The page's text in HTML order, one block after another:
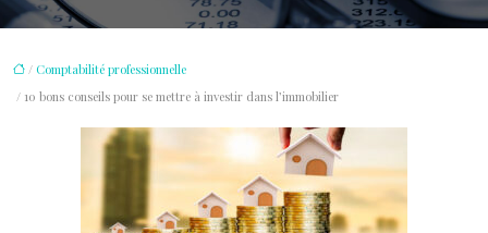
/ Comptabilité professionnelle
/ 10 bons conseils pour se mettre à investir dans l’immobilier